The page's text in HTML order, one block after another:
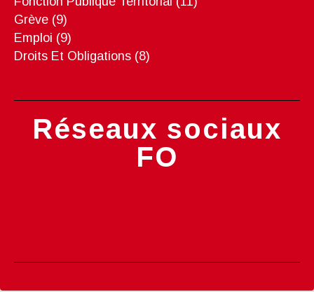
Grève (9)
Emploi (9)
Droits Et Obligations (8)
Réseaux sociaux
FO